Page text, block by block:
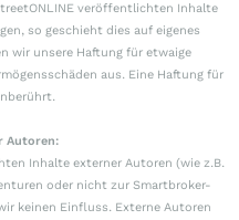
veröffentlichten Inhalte
so geschieht dies auf eigenes
wir unsere Haftung für etwaige
aus. Eine Haftung für
Autoren:
Inhalte externer Autoren (wie z.B.
oder nicht zur Smartbroker-
keinen Einfluss. Externe Autoren